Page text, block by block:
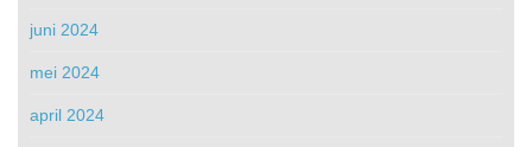
juni 2024
mei 2024
april 2024